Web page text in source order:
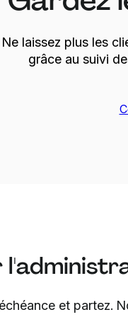
Ne laissez plus les
grâce au suivi
et partez.